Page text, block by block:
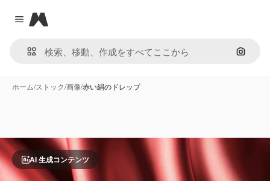
Close menu
Magnific
画像で
ホーム/ストック/画像/赤い絹のドレップ
AI 生成コンテンツ